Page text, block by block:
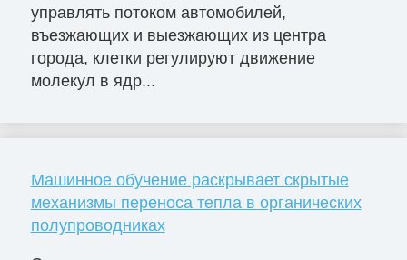
управлять потоком автомобилей,
въезжающих и выезжающих из центра
города, клетки регулируют движение
молекул в ядр...
Машинное обучение раскрывает скрытые
механизмы переноса тепла в органических
полупроводниках